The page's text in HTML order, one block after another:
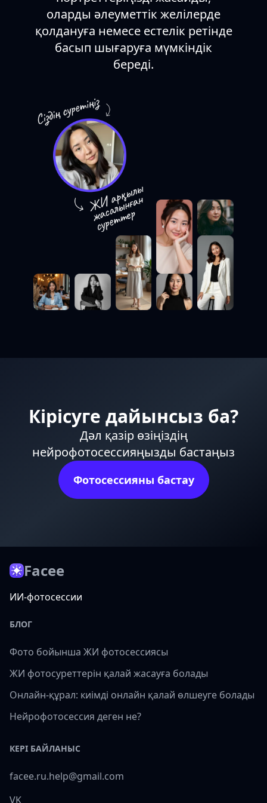
гүлдердің...
оларды әлеуметтік желілерде
қолдануға немесе естелік ретінде
басып шығаруға мүмкіндік
береді.
Кірісуге дайынсыз ба?
Дәл қазір өзіңіздің
нейрофотосессияңызды бастаңыз
Фотосессияны бастау
Facee
ИИ-фотосессии
БЛОГ
Фото бойынша ЖИ фотосессиясы
ЖИ фотосуреттерін қалай жасауға болады
Онлайн-құрал: киімді онлайн қалай өлшеуге болады
Нейрофотосессия деген не?
КЕРІ БАЙЛАНЫС
facee.ru.help@gmail.com
VK